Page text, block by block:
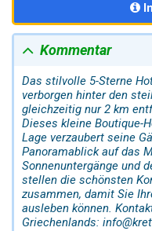
Kommentar
Das stilvolle 5-Sterne
verborgen hinter den
gleichzeitig nur 2 km
Dieses kleine Boutique-
Lage verzaubert seine
Panoramablick auf das
Sonnenuntergänge und
stellen die schönsten
zusammen, damit Sie
ausleben können.
Griechenlands: